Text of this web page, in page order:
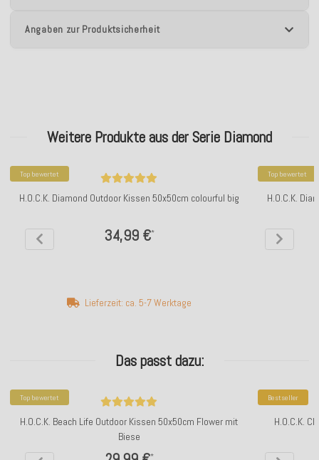
Angaben zur Produktsicherheit
Weitere Produkte aus der Serie Diamond
Top bewertet
H.O.C.K. Diamond Outdoor Kissen 50x50cm colourful big
34,99 €*
Lieferzeit: ca. 5-7 Werktage
Top bewertet
H.O.C.K.
Das passt dazu:
Top bewertet
H.O.C.K. Beach Life Outdoor Kissen 50x50cm Flower mit
Biese
*
Bestseller
H.O.C.K.